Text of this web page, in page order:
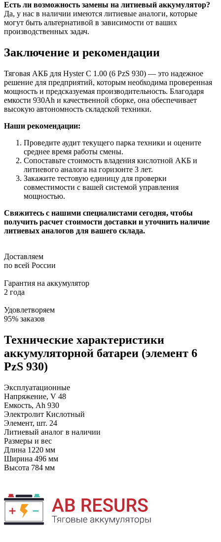
Есть ли возможность замены на литиевый аккумулятор?
Да, у нас в наличии имеются литиевые аналоги, которые
могут быть альтернативой в зависимости от ваших
производственных задач.
Заключение и рекомендации
Тяговая АКБ для Hyster C 1.00 (6 PzS 930) — это надежное
решение для предприятий, которым необходима проверенная
мощность и предсказуемая производительность. Благодаря
емкости 930Ah и качественной сборке, она обеспечивает
высокую автономность складской техники.
Наши рекомендации:
Проведите аудит текущего парка техники и оцените
среднее время работы смены.
Сопоставьте стоимость владения кислотной АКБ и
литиевого аналога на горизонте 3 лет.
Закажите тестовую единицу для проверки
совместимости с вашей системой управления
мощностью.
Свяжитесь с нашими специалистами сегодня, чтобы
получить расчет стоимости доставки и уточнить наличие
литиевых аналогов для вашего склада.
Доставляем
по всей России
Гарантия на аккумулятор
2 года
Удовлетворяем
95% заказов
Технические характеристики
аккумуляторной батареи (элемент 6
PzS 930)
Эксплуатационные
Напряжение, V 48
Емкость, Ah 930
Электролит Кислотный
Элемент, шт. 24
Литиевый аналог в наличии
Размеры и вес
Длина 1220 мм
Ширина 496 мм
Высота 784 мм